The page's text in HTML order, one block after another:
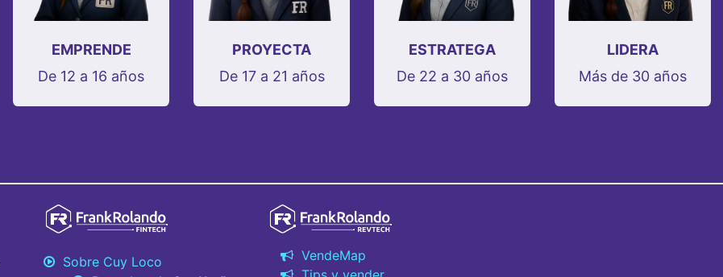
EMPRENDE
De 12 a 16 años
PROYECTA
De 17 a 21 años
ESTRATEGA
De 22 a 30 años
LIDERA
Más de 30 años
VendeMap
Sobre Cuy Loco